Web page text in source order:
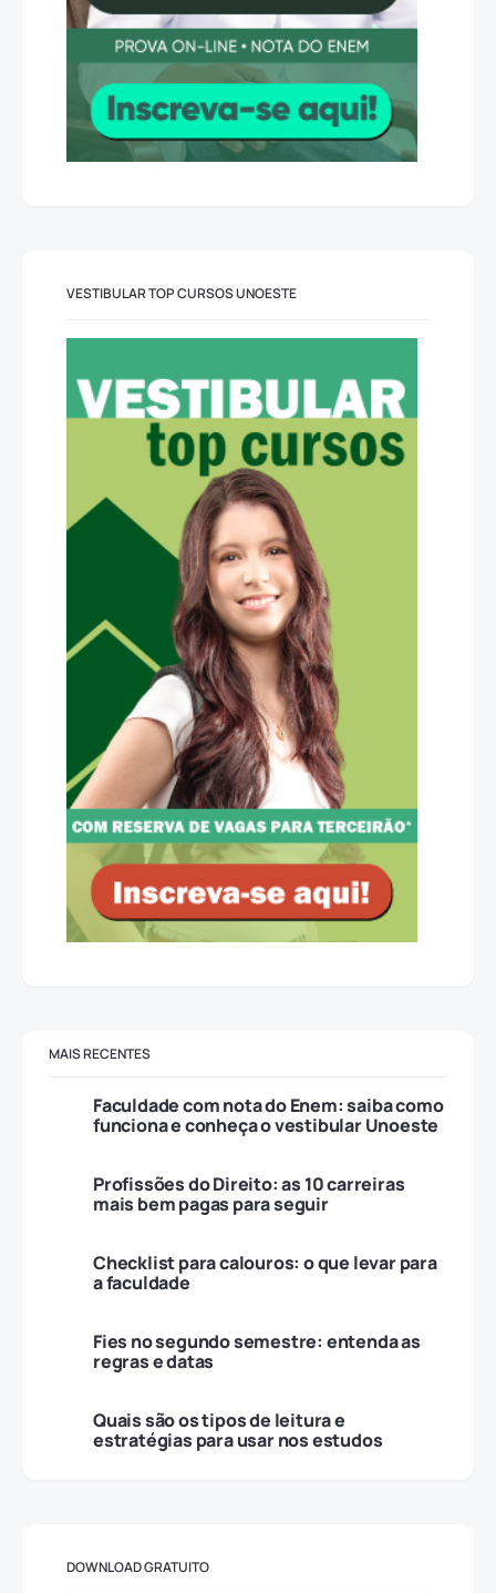
VESTIBULAR TOP CURSOS UNOESTE
MAIS RECENTES
Faculdade com nota do Enem: saiba como
funciona e conheça o vestibular Unoeste
Profissões do Direito: as 10 carreiras
mais bem pagas para seguir
Checklist para calouros: o que levar para
a faculdade
Fies no segundo semestre: entenda as
regras e datas
Quais são os tipos de leitura e
estratégias para usar nos estudos
DOWNLOAD GRATUITO